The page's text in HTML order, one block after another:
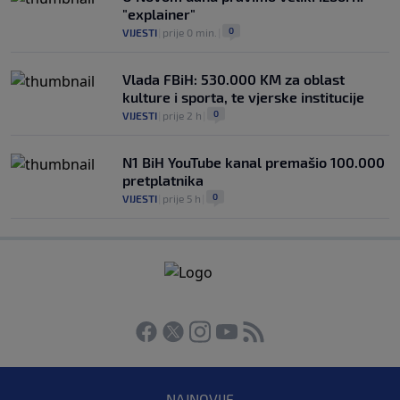
"explainer"
VIJESTI prije 0 min. 0
Vlada FBiH: 530.000 KM za oblast
kulture i sporta, te vjerske institucije
VIJESTI prije 2 h 0
N1 BiH YouTube kanal premašio 100.000
pretplatnika
VIJESTI prije 5 h 0